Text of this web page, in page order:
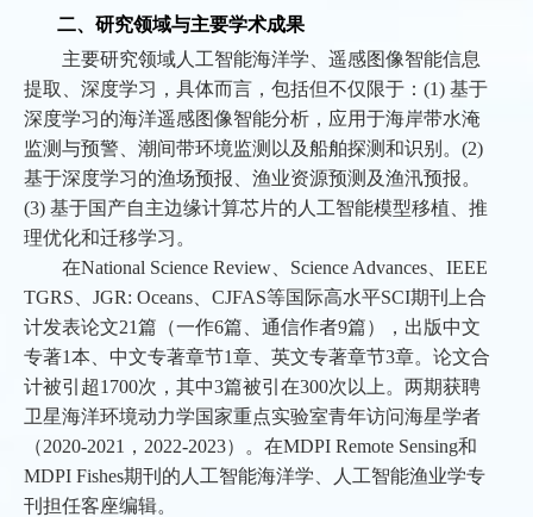
二、研究领域与主要学术成果
主要研究领域人工智能海洋学、遥感图像智能信息
提取、深度学习，具体而言，包括但不仅限于：(1) 基于
深度学习的海洋遥感图像智能分析，应用于海岸带水淹
监测与预警、潮间带环境监测以及船舶探测和识别。(2)
基于深度学习的渔场预报、渔业资源预测及渔汛预报。
(3) 基于国产自主边缘计算芯片的人工智能模型移植、推
理优化和迁移学习。
在National Science Review、Science Advances、IEEE
TGRS、JGR: Oceans、CJFAS等国际高水平SCI期刊上合
计发表论文21篇（一作6篇、通信作者9篇），出版中文
专著1本、中文专著章节1章、英文专著章节3章。论文合
计被引超1700次，其中3篇被引在300次以上。两期获聘
卫星海洋环境动力学国家重点实验室青年访问海星学者
（2020-2021，2022-2023）。在MDPI Remote Sensing和
MDPI Fishes期刊的人工智能海洋学、人工智能渔业学专
刊担任客座编辑。